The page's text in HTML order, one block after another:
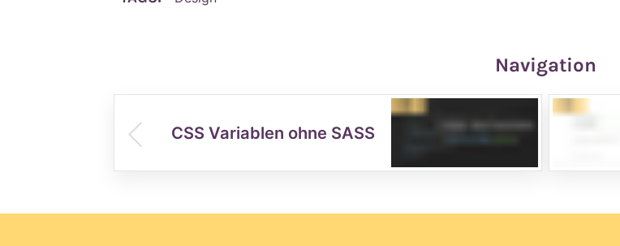
Navigation
CSS Variablen ohne SASS